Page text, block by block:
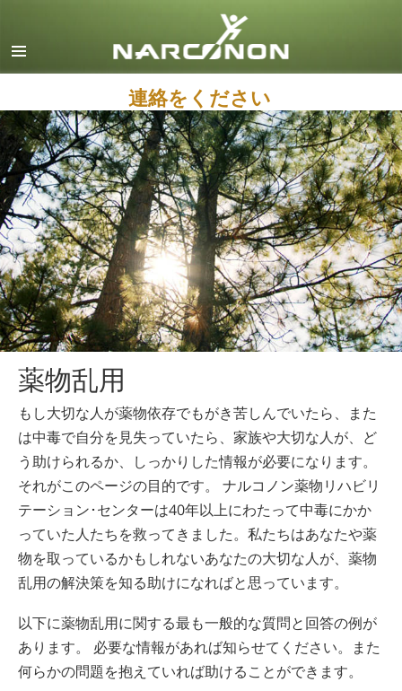
デンマーク語
ドイツ語
ギリシャ語
スペイン語（ラテン）
フランス語
ヘブライ語
マジャール語
イタリア語
日本語
マケドニア語
ノルウェー語
ポルトガル語
ロシア語
スウェーデン語
中国語（繁体字）
アラビア語
ウクライナ語
クロアチア語
連絡をください
薬物乱用
もし大切な人が薬物依存でもがき苦しんでいたら、また
は中毒で自分を見失っていたら、家族や大切な人が、ど
う助けられるか、しっかりした情報が必要になります。
それがこのページの目的です。 ナルコノン薬物リハビリ
テーション･センターは40年以上にわたって中毒にかか
っていた人たちを救ってきました。私たちはあなたや薬
物を取っているかもしれないあなたの大切な人が、薬物
乱用の解決策を知る助けになればと思っています。
以下に薬物乱用に関する最も一般的な質問と回答の例が
あります。 必要な情報があれば知らせてください。また
何らかの問題を抱えていれば助けることができます。